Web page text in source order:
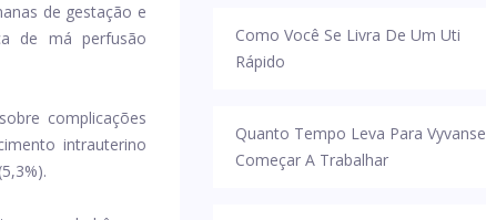
de gestação e
de má perfusão
complicações
intrauterino
Como Você Se Livra De Um Uti
Rápido
Quanto Tempo Leva Para Vyvanse
Começar A Trabalhar